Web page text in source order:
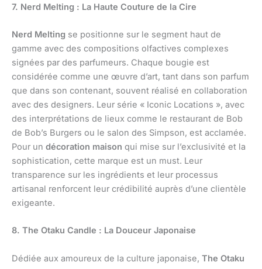
7. Nerd Melting : La Haute Couture de la Cire
Nerd Melting se positionne sur le segment haut de
gamme avec des compositions olfactives complexes
signées par des parfumeurs. Chaque bougie est
considérée comme une œuvre d’art, tant dans son parfum
que dans son contenant, souvent réalisé en collaboration
avec des designers. Leur série « Iconic Locations », avec
des interprétations de lieux comme le restaurant de Bob
de Bob’s Burgers ou le salon des Simpson, est acclamée.
Pour un décoration maison qui mise sur l’exclusivité et la
sophistication, cette marque est un must. Leur
transparence sur les ingrédients et leur processus
artisanal renforcent leur crédibilité auprès d’une clientèle
exigeante.
8. The Otaku Candle : La Douceur Japonaise
Dédiée aux amoureux de la culture japonaise, The Otaku